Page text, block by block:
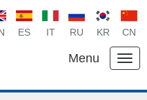
ES IT RU KR CN
Menu